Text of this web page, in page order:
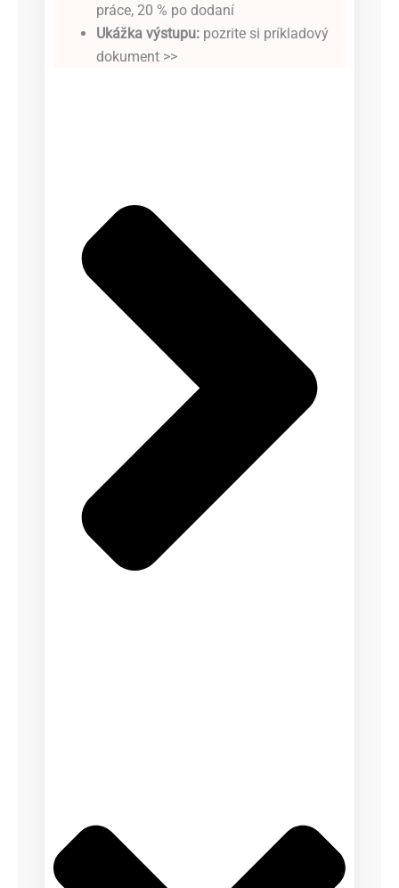
práce, 20 % po dodaní
Ukážka výstupu: pozrite si príkladový
dokument >>